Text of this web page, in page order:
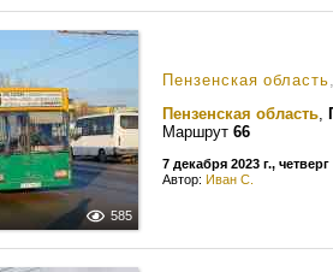
585
Пензенская область
Пензенская область,
Маршрут 66
7 декабря 2023 г., четверг
Автор: Иван С.